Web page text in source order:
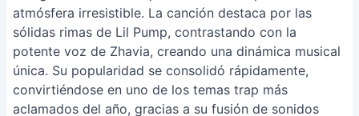
atmósfera irresistible. La canción destaca por las
sólidas rimas de Lil Pump, contrastando con la
potente voz de Zhavia, creando una dinámica musical
única. Su popularidad se consolidó rápidamente,
convirtiéndose en uno de los temas trap más
aclamados del año, gracias a su fusión de sonidos